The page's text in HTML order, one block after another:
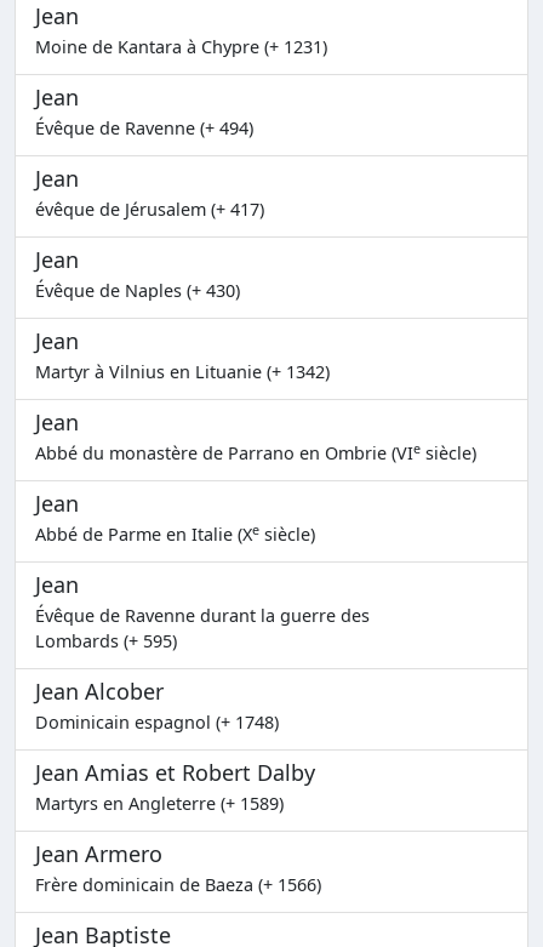
Jean
Moine de Kantara à Chypre (+ 1231)
Jean
Évêque de Ravenne (+ 494)
Jean
évêque de Jérusalem (+ 417)
Jean
Évêque de Naples (+ 430)
Jean
Martyr à Vilnius en Lituanie (+ 1342)
Jean
Abbé du monastère de Parrano en Ombrie (VIe siècle)
Jean
Abbé de Parme en Italie (Xe siècle)
Jean
Évêque de Ravenne durant la guerre des
Lombards (+ 595)
Jean Alcober
Dominicain espagnol (+ 1748)
Jean Amias et Robert Dalby
Martyrs en Angleterre (+ 1589)
Jean Armero
Frère dominicain de Baeza (+ 1566)
Jean Baptiste